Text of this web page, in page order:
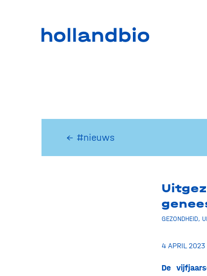
← #nieuws
GEZONDHEID,
4 APRIL 2023
De